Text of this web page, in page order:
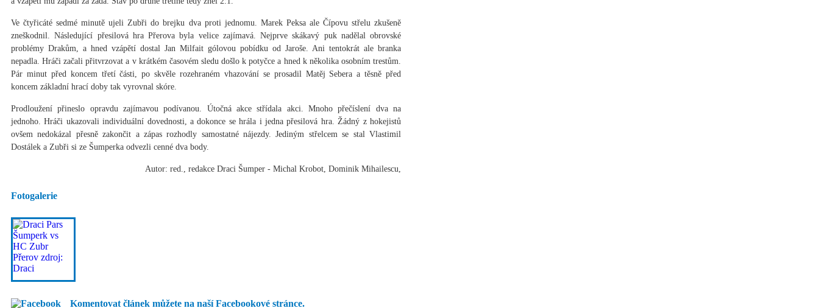
Ve čtyřicáté sedmé minutě ujeli Zubři do brejku dva proti jednomu. Marek Peksa ale Čípovu střelu zkušeně
zneškodnil. Následující přesilová hra Přerova byla velice zajímavá. Nejprve skákavý puk nadělal obrovské
problémy Drakům, a hned vzápětí dostal Jan Milfait gólovou pobídku od Jaroše. Ani tentokrát ale branka
nepadla. Hráči začali přitvrzovat a v krátkém časovém sledu došlo k potyčce a hned k několika osobním trestům.
Pár minut před koncem třetí části, po skvěle rozehraném vhazování se prosadil Matěj Sebera a těsně před
koncem základní hrací doby tak vyrovnal skóre.
Prodloužení přineslo opravdu zajímavou podívanou. Útočná akce střídala akci. Mnoho přečíslení dva na
jednoho. Hráči ukazovali individuální dovednosti, a dokonce se hrála i jedna přesilová hra. Žádný z hokejistů
ovšem nedokázal přesně zakončit a zápas rozhodly samostatné nájezdy. Jediným střelcem se stal Vlastimil
Dostálek a Zubři si ze Šumperka odvezli cenné dva body.
Autor: red., redakce Draci Šumper - Michal Krobot, Dominik Mihailescu,
Fotogalerie
Komentovat článek můžete na naší Facebookové stránce.